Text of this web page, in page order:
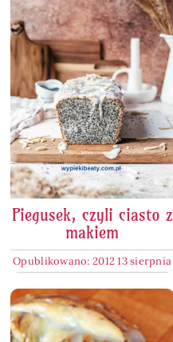
Piegusek, czyli ciasto z
makiem
Opublikowano: 2012 13 sierpnia